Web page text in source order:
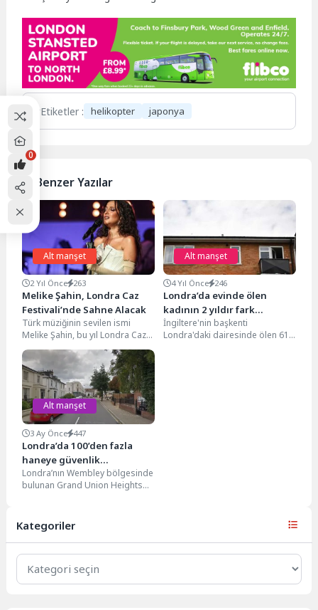
Etiketler : helikopter japonya
Benzer Yazılar
Alt manşet
2 Yıl Önce 263
Melike Şahin, Londra Caz
Festivali’nde Sahne Alacak
Türk müziğinin sevilen ismi
Melike Şahin, bu yıl Londra Caz
Festivali'nde sahne alacak. 24
Kasım'da...
Alt manşet
4 Yıl Önce 246
Londra’da evinde ölen
kadının 2 yıldır fark
edilmediği ortaya çıktı
İngiltere'nin başkenti
Londra'daki dairesinde ölen 61
Alt manşet
3 Ay Önce 447
Londra’da 100’den fazla
haneye güvenlik
gerekçesiyle gece yarısı
tahliye emri verildi
Londra’nın Wembley bölgesinde
bulunan Grand Union Heights
“can...
Kategoriler
Kategoriler
0